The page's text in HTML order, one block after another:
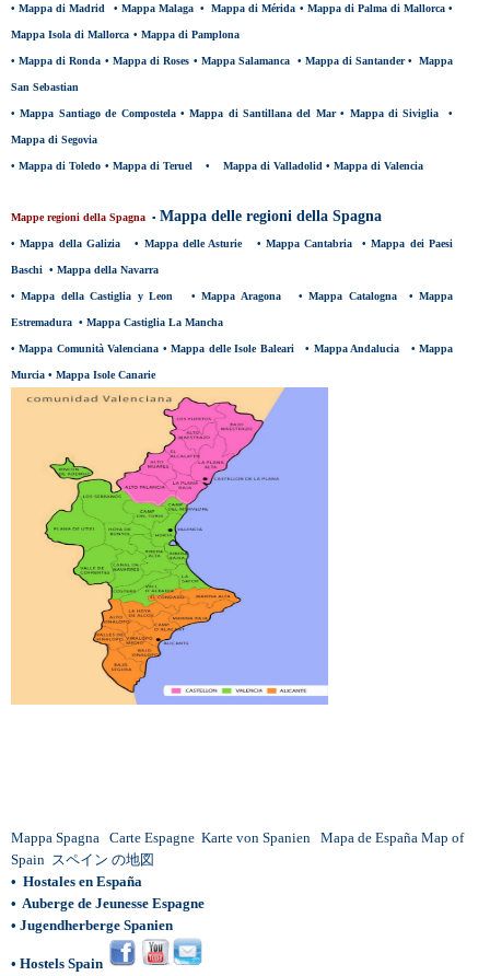
• Mappa di Madrid • Mappa Malaga • Mappa di Mérida • Mappa di Palma di Mallorca•
Mappa Isola di Mallorca • Mappa di Pamplona
• Mappa di Ronda • Mappa di Roses • Mappa Salamanca • Mappa di Santander • Mappa
San Sebastian
• Mappa Santiago de Compostela • Mappa di Santillana del Mar • Mappa di Siviglia •
Mappa di Segovia
• Mappa di Toledo • Mappa di Teruel • Mappa di Valladolid • Mappa di Valencia
Mappe regioni della Spagna ▪ Mappa delle regioni della Spagna
• Mappa della Galizia • Mappa delle Asturie • Mappa Cantabria • Mappa dei Paesi
Baschi • Mappa della Navarra
• Mappa della Castiglia y Leon • Mappa Aragona • Mappa Catalogna • Mappa
Estremadura • Mappa Castiglia La Mancha
• Mappa Comunità Valenciana • Mappa delle Isole Baleari • Mappa Andalucia • Mappa
Murcia • Mappa Isole Canarie
Mappa Spagna Carte Espagne Karte von Spanien Mapa de España Map of
Spain スペイン の地図
• Hostales en España
• Auberge de Jeunesse Espagne
• Jugendherberge Spanien
• Hostels Spain